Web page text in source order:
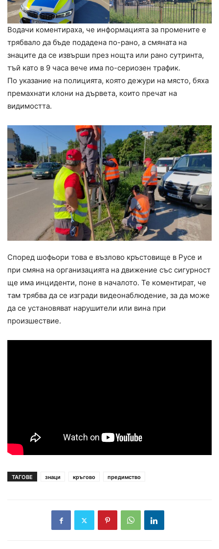
Водачи коментираха, че информацията за промените е
трябвало да бъде подадена по-рано, а смяната на
знаците да се извърши през нощта или рано сутринта,
тъй като в 9 часа вече има по-сериозен трафик.
По указание на полицията, която дежури на място, бяха
премахнати клони на дървета, които пречат на
видимостта.
Според шофьори това е възлово кръстовище в Русе и
при смяна на организацията на движение със сигурност
ще има инциденти, поне в началото. Те коментират, че
там трябва да се изгради видеонаблюдение, за да може
да се установяват нарушители или вина при
произшествие.
ТАГОВЕ знаци кръгово предимство